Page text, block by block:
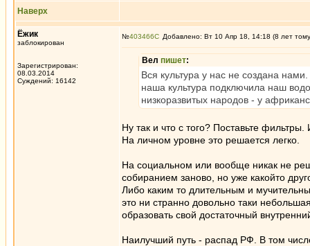
Наверх
Ёжик
заблокирован
Зарегистрирован:
08.03.2014
Суждений: 16142
№403466 Добавлено: Вт 10 Апр 18, 14:18 (8 лет
Вел пишет:
Вся культура у нас не создана
наша культура подключила наш
низкоразвитых народов - у
Ну так и что с того? Поставьте
На личном уровне это решается легко.
На социальном или вообще никак не
собиранием заново, но уже какойто
Либо каким то длительным и
это ни странно довольно таки
образовать свой достаточный
Наилучший путь - распад РФ. В том